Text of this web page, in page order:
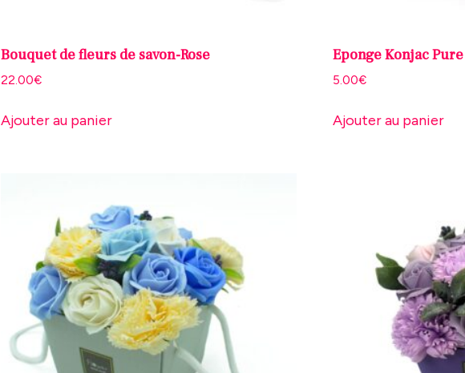
Bouquet de fleurs de savon-Rose
22.00€
Ajouter au panier
Eponge Konjac Pure
5.00€
Ajouter au panier